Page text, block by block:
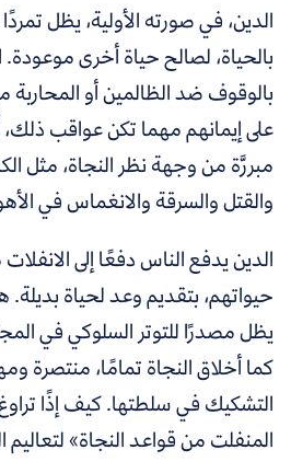
الدين، في صورته الأولية، يظل
بالحياة، لصالح حياة أخرى موعودة.
بالوقوف ضد الظالمين أو المحاربة
على إيمانهم مهما تكن عواقب ذلك،
مبررَّة من وجهة نظر النجاة، مثل
والقتل والسرقة والانغماس في
الدين يدفع الناس دفعًا إلى
حيواتهم، بتقديم وعد لحياة بديلة.
يظل مصدرًا للتوتر السلوكي في
كما أخلاق النجاة تمامًا، منتصرة
التشكيك في سلطتها. كيف إذًا
المنفلت من قواعد النجاة» لتعاليم